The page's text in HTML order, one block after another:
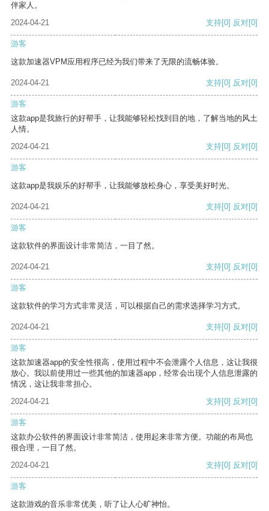
伴家人。
2024-04-21
支持[0] 反对[0]
游客
这款加速器VPM应用程序已经为我们带来了无限的流畅体验。
2024-04-21 支持[0] 反对[0]
游客
这款app是我旅行的好帮手，让我能够轻松找到目的地，了解当地的风土
人情。
2024-04-21
支持[0] 反对[0]
游客
这款app是我娱乐的好帮手，让我能够放松身心，享受美好时光。
2024-04-21 支持[0] 反对[0]
游客
这款软件的界面设计非常简洁，一目了然。
2024-04-21 支持[0] 反对[0]
游客
这款软件的学习方式非常灵活，可以根据自己的需求选择学习方式。
2024-04-21 支持[0] 反对[0]
游客
这款加速器app的安全性很高，使用过程中不会泄露个人信息，这让我很
放心。我以前使用过一些其他的加速器app，经常会出现个人信息泄露的
情况，这让我非常担心。
2024-04-21
支持[0] 反对[0]
游客
这款办公软件的界面设计非常简洁，使用起来非常方便。功能的布局也
很合理，一目了然。
2024-04-21
支持[0] 反对[0]
游客
这款游戏的音乐非常优美，听了让人心旷神怡。